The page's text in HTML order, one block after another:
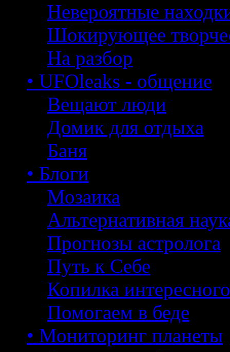
Невероятные
Шокирующее
На разбор
• UFOleaks - общение
Вещают люди
Домик для отдыха
Баня
• Блоги
Мозаика
Альтернативная
Прогнозы астролога
Путь к Себе
Копилка интересного
Помогаем в беде
• Мониторинг планеты